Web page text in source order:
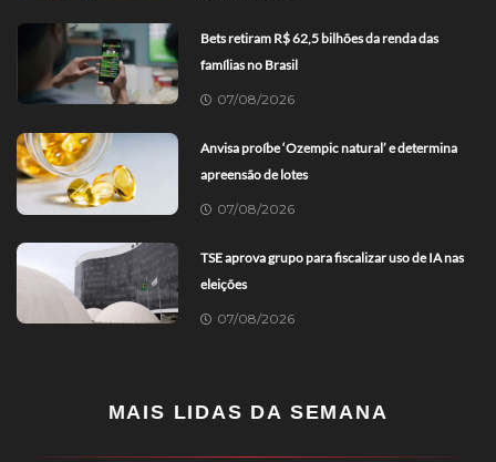
Bets retiram R$ 62,5 bilhões da renda das
famílias no Brasil
07/08/2026
Anvisa proíbe ‘Ozempic natural’ e determina
apreensão de lotes
07/08/2026
TSE aprova grupo para fiscalizar uso de IA nas
eleições
07/08/2026
MAIS LIDAS DA SEMANA